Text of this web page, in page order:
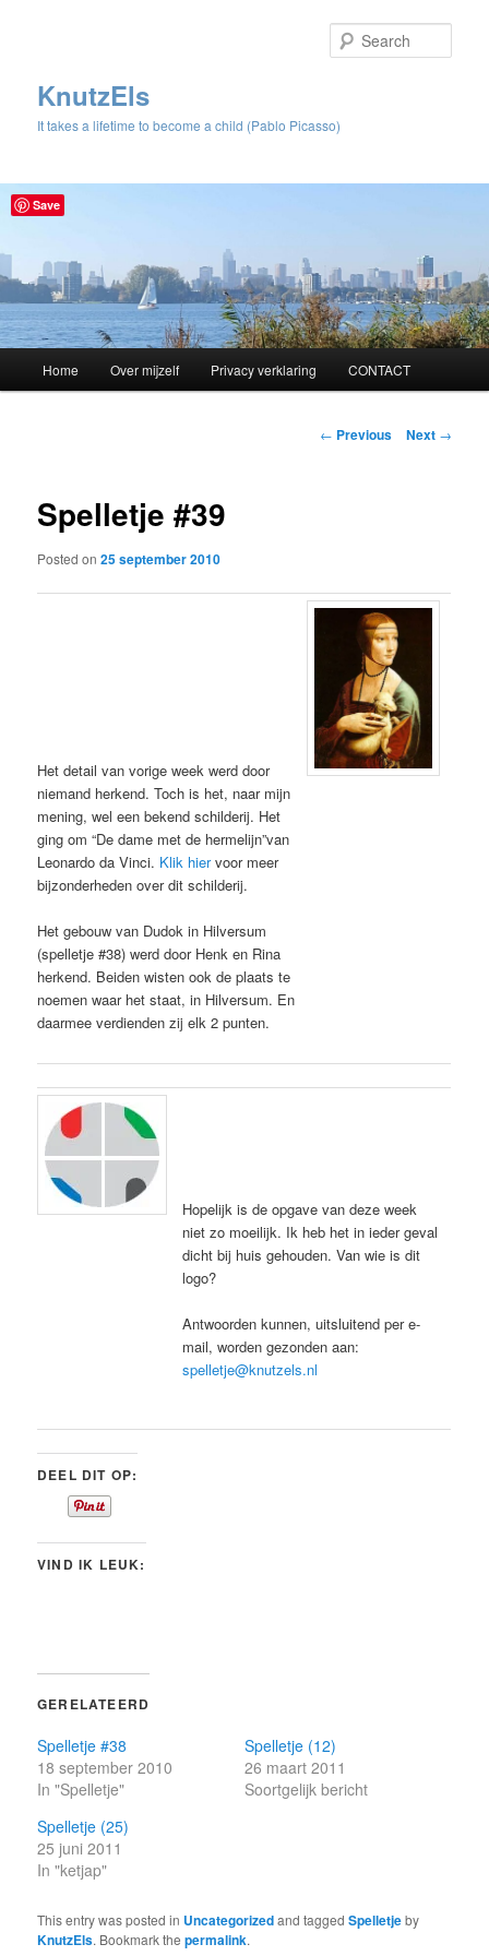
KnutzEls
It takes a lifetime to become a child (Pablo Picasso)
Skip
content
Home Over mijzelf Privacy verklaring CONTACT
Post
← Previous Next →
Spelletje #39
Posted on25 september 2010
Het detail van vorige week werd door
niemand herkend. Toch is het, naar mijn
mening, wel een bekend schilderij. Het
ging om “De dame met de hermelijn”van
Leonardo da Vinci. Klik hiervoor meer
bijzonderheden over dit schilderij.
Het gebouw van Dudok in Hilversum
(spelletje #38) werd door Henk en Rina
herkend. Beiden wisten ook de plaats te
noemen waar het staat, in Hilversum. En
daarmee verdienden zij elk 2 punten.
Hopelijk is de opgave van deze week
niet zo moeilijk. Ik heb het in ieder geval
dicht bij huis gehouden. Van wie is dit
logo?
Antwoorden kunnen, uitsluitend per e-
mail, worden gezonden aan:
spelletje@knutzels.nl
DEEL DIT OP:
VIND IK LEUK:
GERELATEERD
Spelletje #38
18 september 2010
In "Spelletje"
Spelletje (12)
26 maart 2011
Soortgelijk bericht
Spelletje (25)
25 juni 2011
In "ketjap"
This entry was posted in Uncategorizedand taggedSpelletjeby
KnutzEls. Bookmark thepermalink.
Save